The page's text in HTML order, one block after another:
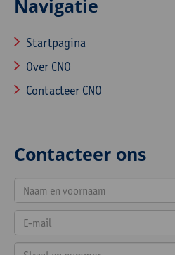
Navigatie
Startpagina
Over CNO
Contacteer CNO
Contacteer ons